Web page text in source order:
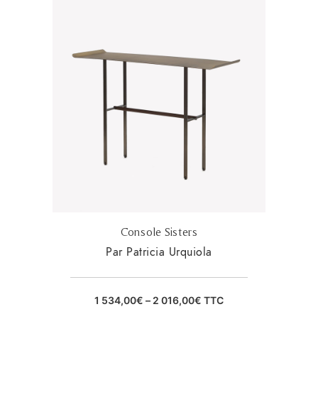
Console Sisters
Par Patricia Urquiola
1 534,00€ – 2 016,00€ TTC